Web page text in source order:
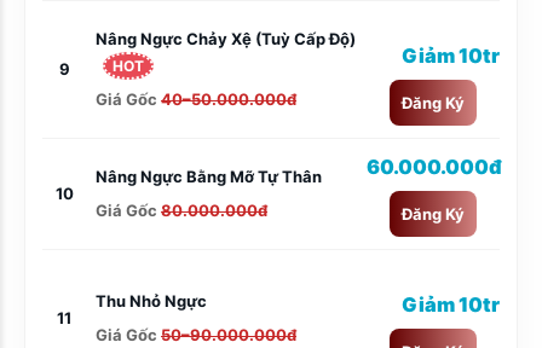
9
Nâng Ngực Chảy Xệ (tuỳ Cấp Độ)
HOT
Giá Gốc 40–50.000.000đ
Giảm 10tr
Đăng Ký
10
Nâng Ngực Bằng Mỡ Tự Thân
Giá Gốc 80.000.000đ
60.000.000đ
Đăng Ký
11
Thu Nhỏ Ngực
Giá Gốc 50–90.000.000đ
Giảm 10tr